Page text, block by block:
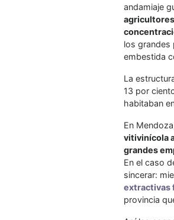
andamiaje
los grandes
embestida
La
13 por
habitaban
En
vitivinícola
grandes
En el caso
sincerar:
extractivas
provincia